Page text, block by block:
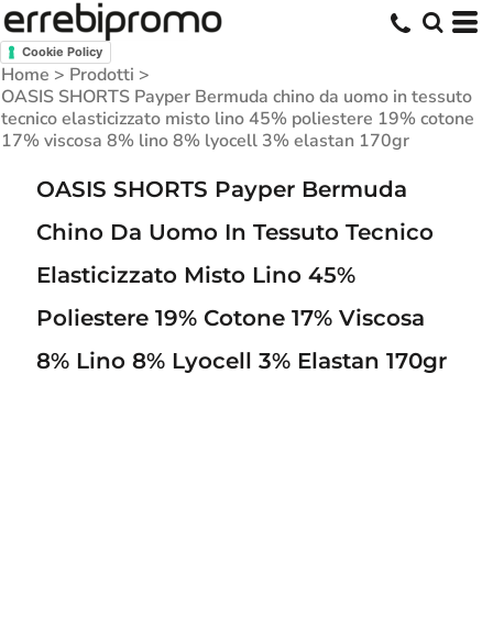
Cookie Policy
Home > Prodotti >
OASIS SHORTS Payper Bermuda chino da uomo in tessuto
tecnico elasticizzato misto lino 45% poliestere 19% cotone
17% viscosa 8% lino 8% lyocell 3% elastan 170gr
OASIS SHORTS Payper Bermuda
Chino Da Uomo In Tessuto Tecnico
Elasticizzato Misto Lino 45%
Poliestere 19% Cotone 17% Viscosa
8% Lino 8% Lyocell 3% Elastan 170gr